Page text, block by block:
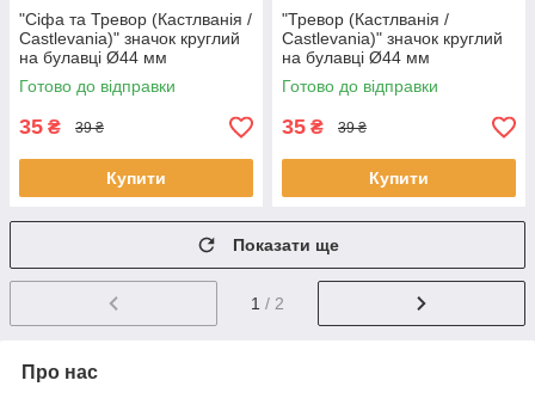
"Сіфа та Тревор (Кастлванія /
Castlevania)" значок круглий
на булавці Ø44 мм
Готово до відправки
35 ₴ 39 ₴
Купити
"Тревор (Кастлванія /
Castlevania)" значок круглий
на булавці Ø44 мм
Готово до відправки
35 ₴ 39 ₴
Купити
Показати ще
1 / 2
Про нас